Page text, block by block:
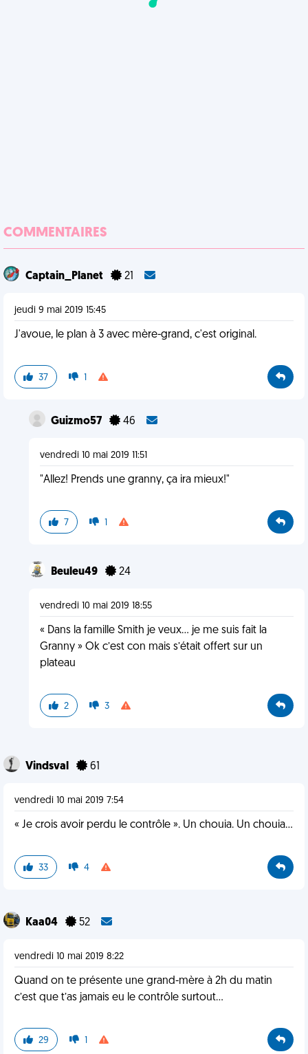
COMMENTAIRES
Captain_Planet 21
jeudi 9 mai 2019 15:45
J'avoue, le plan à 3 avec mère-grand, c'est original.
37 1
Guizmo57 46
vendredi 10 mai 2019 11:51
"Allez! Prends une granny, ça ira mieux!"
7 1
Beuleu49 24
vendredi 10 mai 2019 18:55
« Dans la famille Smith je veux... je me suis fait la
Granny » Ok c’est con mais s’était offert sur un
plateau
2 3
Vindsval 61
vendredi 10 mai 2019 7:54
« Je crois avoir perdu le contrôle ». Un chouia. Un chouia...
33 4
Kaa04 52
vendredi 10 mai 2019 8:22
Quand on te présente une grand-mère à 2h du matin
c’est que t’as jamais eu le contrôle surtout...
29 1